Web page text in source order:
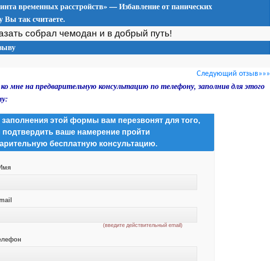
временных расстройств» — Избавление от панических
Вы так считаете.
собрал чемодан и в добрый путь!
Следующий отзыв»»»
мне на предварительную консультацию по телефону, заполнив для этого
заполнения этой формы вам перезвонят для того,
ваше намерение пройти
бесплатную консультацию.
(введите действительный email)